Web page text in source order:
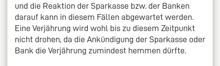
und die Reaktion der Sparkasse bzw. der Banken
darauf kann in diesem Fällen abgewartet werden.
Eine Verjährung wird wohl bis zu diesem Zeitpunkt
nicht drohen, da die Ankündigung der Sparkasse oder
Bank die Verjährung zumindest hemmen dürfte.